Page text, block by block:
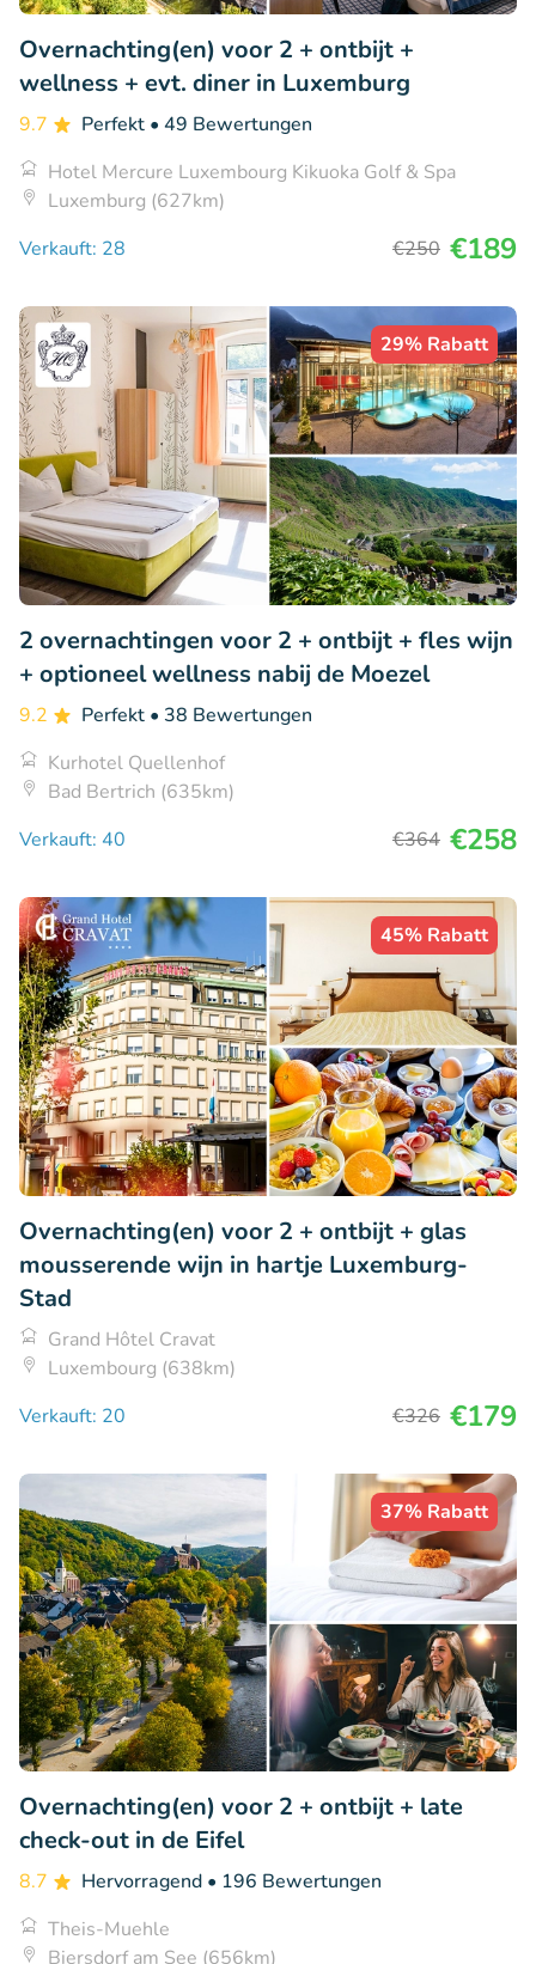
Overnachting(en) voor 2 + ontbijt +
wellness + evt. diner in Luxemburg
9.7 Perfekt • 49 Bewertungen
Hotel Mercure Luxembourg Kikuoka Golf & Spa
Luxemburg (627km)
Verkauft: 28
€250 €189
29% Rabatt
2 overnachtingen voor 2 + ontbijt + fles wijn
+ optioneel wellness nabij de Moezel
9.2 Perfekt • 38 Bewertungen
Kurhotel Quellenhof
Bad Bertrich (635km)
Verkauft: 40
€364 €258
45% Rabatt
Overnachting(en) voor 2 + ontbijt + glas
mousserende wijn in hartje Luxemburg-
Stad
Grand Hôtel Cravat
Luxembourg (638km)
Verkauft: 20
€326 €179
37% Rabatt
Overnachting(en) voor 2 + ontbijt + late
check-out in de Eifel
8.7 Hervorragend • 196 Bewertungen
Theis-Muehle
Biersdorf am See (656km)